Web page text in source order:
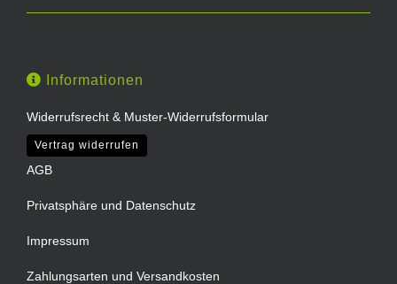
Informationen
Widerrufsrecht & Muster-Widerrufsformular
Vertrag widerrufen
AGB
Privatsphäre und Datenschutz
Impressum
Zahlungsarten und Versandkosten